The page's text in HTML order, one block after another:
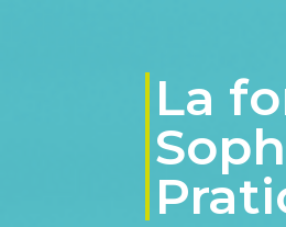
La